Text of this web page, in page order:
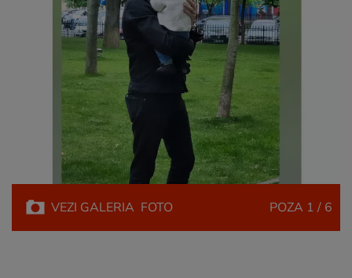
VEZI GALERIA FOTO POZA 1 / 6